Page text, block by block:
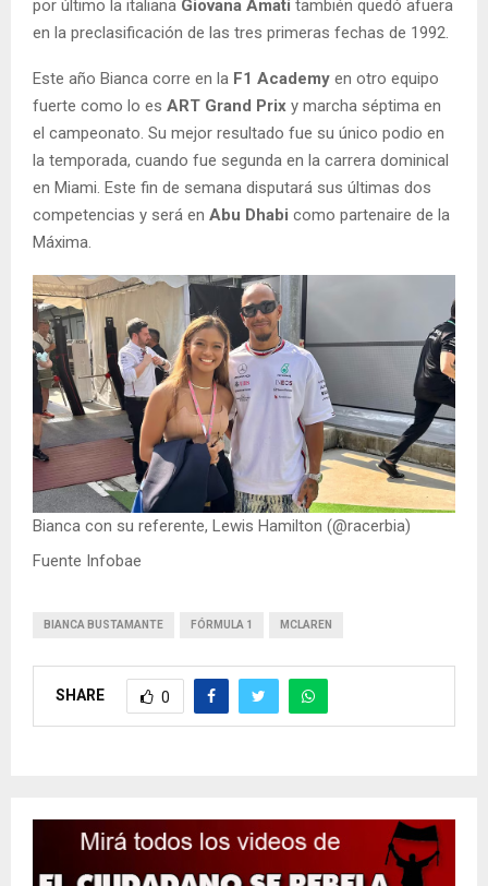
por último la italiana Giovana Amati también quedó afuera
en la preclasificación de las tres primeras fechas de 1992.
Este año Bianca corre en la F1 Academy en otro equipo
fuerte como lo es ART Grand Prix y marcha séptima en
el campeonato. Su mejor resultado fue su único podio en
la temporada, cuando fue segunda en la carrera dominical
en Miami. Este fin de semana disputará sus últimas dos
competencias y será en Abu Dhabi como partenaire de la
Máxima.
Bianca con su referente, Lewis Hamilton (@racerbia)
Fuente Infobae
BIANCA BUSTAMANTE FÓRMULA 1 MCLAREN
SHARE 0